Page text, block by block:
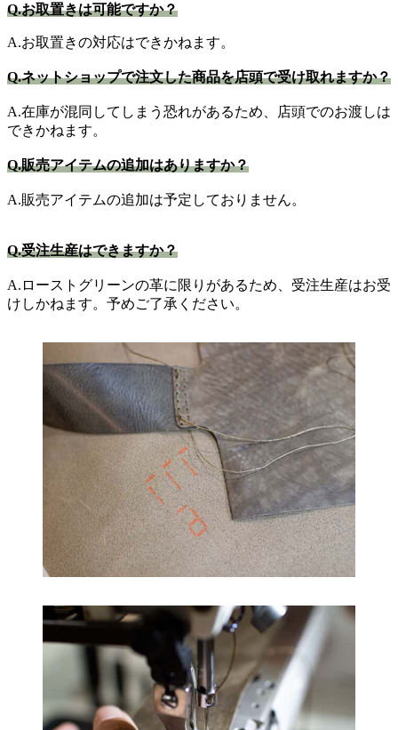
Q.お取置きは可能ですか？
A.お取置きの対応はできかねます。
Q.ネットショップで注文した商品を店頭で受け取れますか？
A.在庫が混同してしまう恐れがあるため、店頭でのお渡しは
できかねます。
Q.販売アイテムの追加はありますか？
A.販売アイテムの追加は予定しておりません。
Q.受注生産はできますか？
A.ローストグリーンの革に限りがあるため、受注生産はお受
けしかねます。予めご了承ください。